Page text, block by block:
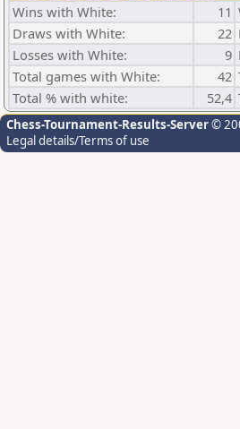
Wins with White:
11
Draws with White:
22
Losses with White:
9
Total games with White:
42
Total % with white:
52,4
Chess-Tournament-Results-Server©
Legal details/Terms of use